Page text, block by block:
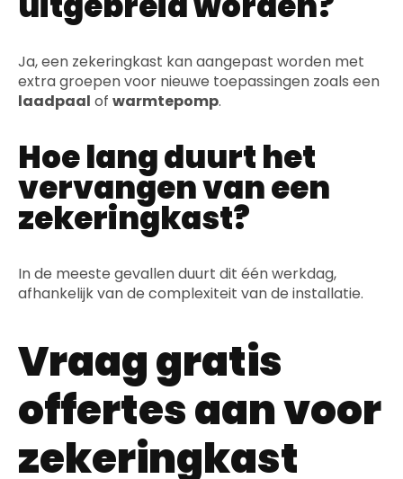
Ja, een zekeringkast kan aangepast worden met
extra groepen voor nieuwe toepassingen zoals een
laadpaal of warmtepomp.
Hoe lang duurt het
vervangen van een
zekeringkast?
In de meeste gevallen duurt dit één werkdag,
afhankelijk van de complexiteit van de installatie.
Vraag gratis
offertes aan voor
zekeringkast